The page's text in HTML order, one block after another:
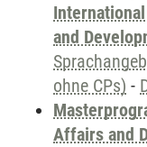
and
ohne CPs) -
Affairs and